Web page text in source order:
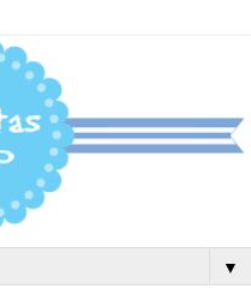
▼